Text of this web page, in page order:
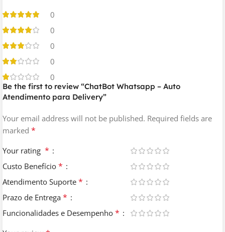
0
0
0
0
0
Be the first to review “ChatBot Whatsapp – Auto
Atendimento para Delivery”
Your email address will not be published. Required fields are
marked *
Your rating *
Custo Benefício *
Atendimento Suporte *
Prazo de Entrega *
Funcionalidades e Desempenho *